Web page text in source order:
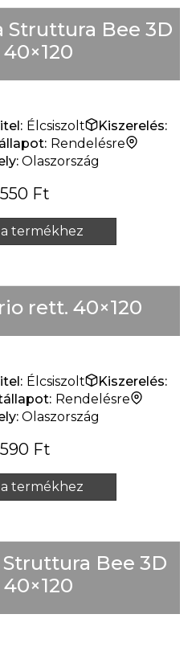
Struttura Bee 3D
Élcsiszolt
Kiszerelés:
Rendelésre
Olaszország
Ft
termékhez
rett. 40×120
Élcsiszolt
Kiszerelés:
Rendelésre
Olaszország
Ft
termékhez
Bee 3D